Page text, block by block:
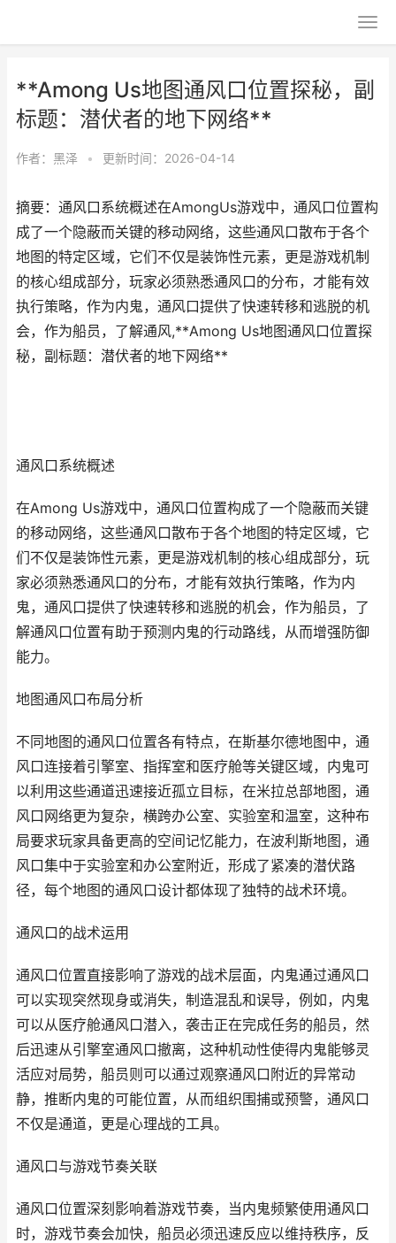
**Among Us地图通风口位置探秘，副
标题：潜伏者的地下网络**
作者： 黑泽 • 更新时间：2026-04-14
摘要：通风口系统概述在AmongUs游戏中，通风口位置构
成了一个隐蔽而关键的移动网络，这些通风口散布于各个
地图的特定区域，它们不仅是装饰性元素，更是游戏机制
的核心组成部分，玩家必须熟悉通风口的分布，才能有效
执行策略，作为内鬼，通风口提供了快速转移和逃脱的机
会，作为船员，了解通风,**Among Us地图通风口位置探
秘，副标题：潜伏者的地下网络**
通风口系统概述
在Among Us游戏中，通风口位置构成了一个隐蔽而关键
的移动网络，这些通风口散布于各个地图的特定区域，它
们不仅是装饰性元素，更是游戏机制的核心组成部分，玩
家必须熟悉通风口的分布，才能有效执行策略，作为内
鬼，通风口提供了快速转移和逃脱的机会，作为船员，了
解通风口位置有助于预测内鬼的行动路线，从而增强防御
能力。
地图通风口布局分析
不同地图的通风口位置各有特点，在斯基尔德地图中，通
风口连接着引擎室、指挥室和医疗舱等关键区域，内鬼可
以利用这些通道迅速接近孤立目标，在米拉总部地图，通
风口网络更为复杂，横跨办公室、实验室和温室，这种布
局要求玩家具备更高的空间记忆能力，在波利斯地图，通
风口集中于实验室和办公室附近，形成了紧凑的潜伏路
径，每个地图的通风口设计都体现了独特的战术环境。
通风口的战术运用
通风口位置直接影响了游戏的战术层面，内鬼通过通风口
可以实现突然现身或消失，制造混乱和误导，例如，内鬼
可以从医疗舱通风口潜入，袭击正在完成任务的船员，然
后迅速从引擎室通风口撤离，这种机动性使得内鬼能够灵
活应对局势，船员则可以通过观察通风口附近的异常动
静，推断内鬼的可能位置，从而组织围捕或预警，通风口
不仅是通道，更是心理战的工具。
通风口与游戏节奏关联
通风口位置深刻影响着游戏节奏，当内鬼频繁使用通风口
时，游戏节奏会加快，船员必须迅速反应以维持秩序，反